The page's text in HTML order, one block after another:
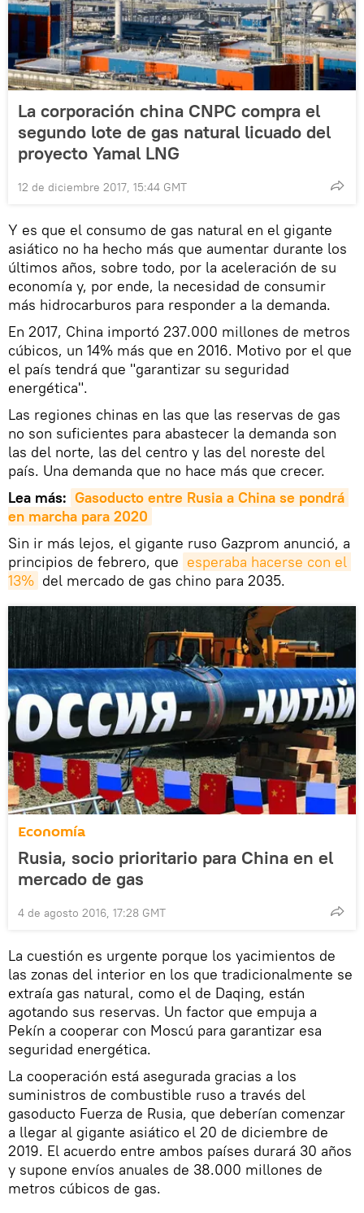
La corporación china CNPC compra el
segundo lote de gas natural licuado del
proyecto Yamal LNG
12 de diciembre 2017, 15:44 GMT
Y es que el consumo de gas natural en el gigante
asiático no ha hecho más que aumentar durante los
últimos años, sobre todo, por la aceleración de su
economía y, por ende, la necesidad de consumir
más hidrocarburos para responder a la demanda.
En 2017, China importó 237.000 millones de metros
cúbicos, un 14% más que en 2016. Motivo por el que
el país tendrá que "garantizar su seguridad
energética".
Las regiones chinas en las que las reservas de gas
no son suficientes para abastecer la demanda son
las del norte, las del centro y las del noreste del
país. Una demanda que no hace más que crecer.
Lea más: Gasoducto entre Rusia a China se pondrá
en marcha para 2020
Sin ir más lejos, el gigante ruso Gazprom anunció, a
principios de febrero, que esperaba hacerse con el
13% del mercado de gas chino para 2035.
Economía
Rusia, socio prioritario para China en el
mercado de gas
4 de agosto 2016, 17:28 GMT
La cuestión es urgente porque los yacimientos de
las zonas del interior en los que tradicionalmente se
extraía gas natural, como el de Daqing, están
agotando sus reservas. Un factor que empuja a
Pekín a cooperar con Moscú para garantizar esa
seguridad energética.
La cooperación está asegurada gracias a los
suministros de combustible ruso a través del
gasoducto Fuerza de Rusia, que deberían comenzar
a llegar al gigante asiático el 20 de diciembre de
2019. El acuerdo entre ambos países durará 30 años
y supone envíos anuales de 38.000 millones de
metros cúbicos de gas.